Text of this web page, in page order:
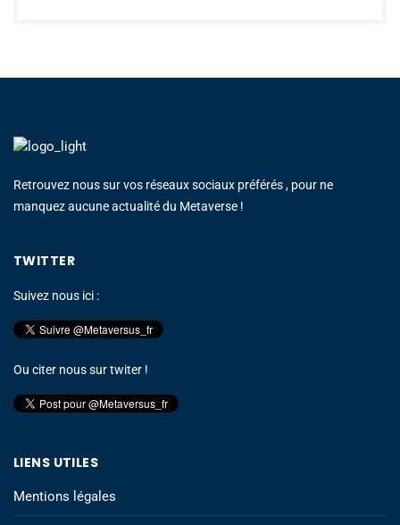
Retrouvez nous sur vos réseaux sociaux préférés , pour ne
manquez aucune actualité du Metaverse !
TWITTER
Suivez nous ici :
Ou citer nous sur twiter !
LIENS UTILES
Mentions légales